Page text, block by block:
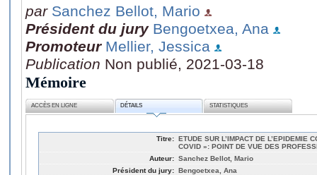
par Sanchez Bellot, Mario
Président du jury Bengoetxea, Ana
Promoteur Mellier, Jessica
Publication Non publié, 2021-03-18
Mémoire
ACCÈS EN LIGNE DÉTAILS STATISTIQUES
Titre: ETUDE SUR L’IMPACT DE L’EPIDEMIE
COVID »: POINT DE VUE DES
Auteur: Sanchez Bellot, Mario
Président du jury: Bengoetxea, Ana